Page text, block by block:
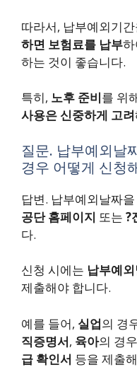
따라서, 납부예외기
하면 보험료를 납부
하는 것이 좋습니다.
특히, 노후 준비를 위
사용은 신중하게 고려
질문. 납부예외날
경우 어떻게 신청
답변. 납부예외날짜
공단 홈페이지 또는 ?
다.
신청 시에는 납부예
제출해야 합니다.
예를 들어, 실업의 경
직증명서, 육아의 경
급 확인서 등을 제출